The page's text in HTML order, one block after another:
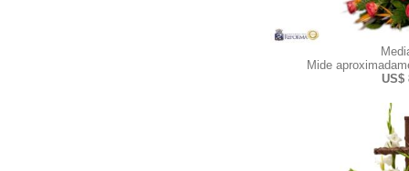
Mide
US$